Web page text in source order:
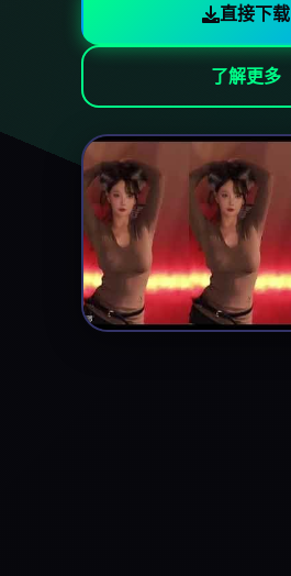
直接下载
了解更多